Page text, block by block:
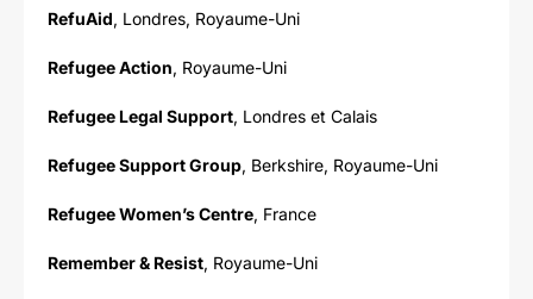
RefuAid, Londres, Royaume-Uni
Refugee Action, Royaume-Uni
Refugee Legal Support, Londres et Calais
Refugee Support Group, Berkshire, Royaume-Uni
Refugee Women’s Centre, France
Remember & Resist, Royaume-Uni